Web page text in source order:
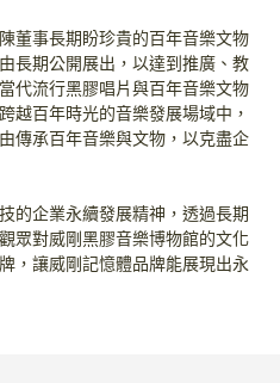
董事長期盼珍貴的百年音樂文物
長期公開展出，以達到推廣、教
代流行黑膠唱片與百年音樂文物
越百年時光的音樂發展場域中，
傳承百年音樂與文物，以克盡企
的企業永續發展精神，透過長期
眾對威剛黑膠音樂博物館的文化
，讓威剛記憶體品牌能展現出永